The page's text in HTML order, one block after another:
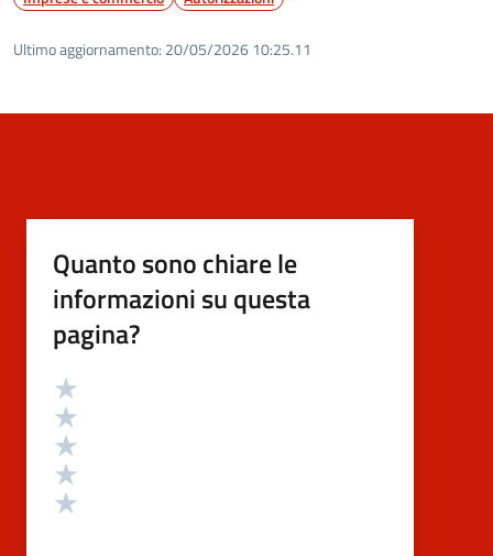
Ultimo aggiornamento: 20/05/2026 10:25.11
Quanto sono chiare le
informazioni su questa
pagina?
Valutazione